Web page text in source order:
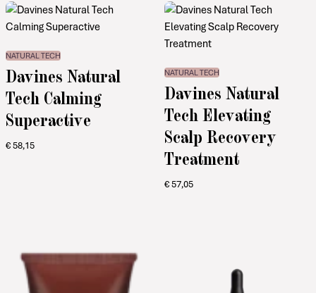
NATURAL TECH
Davines Natural
Tech Calming
Superactive
€58,15
NATURAL TECH
Davines Natural
Tech Elevating
Scalp Recovery
Treatment
€57,05